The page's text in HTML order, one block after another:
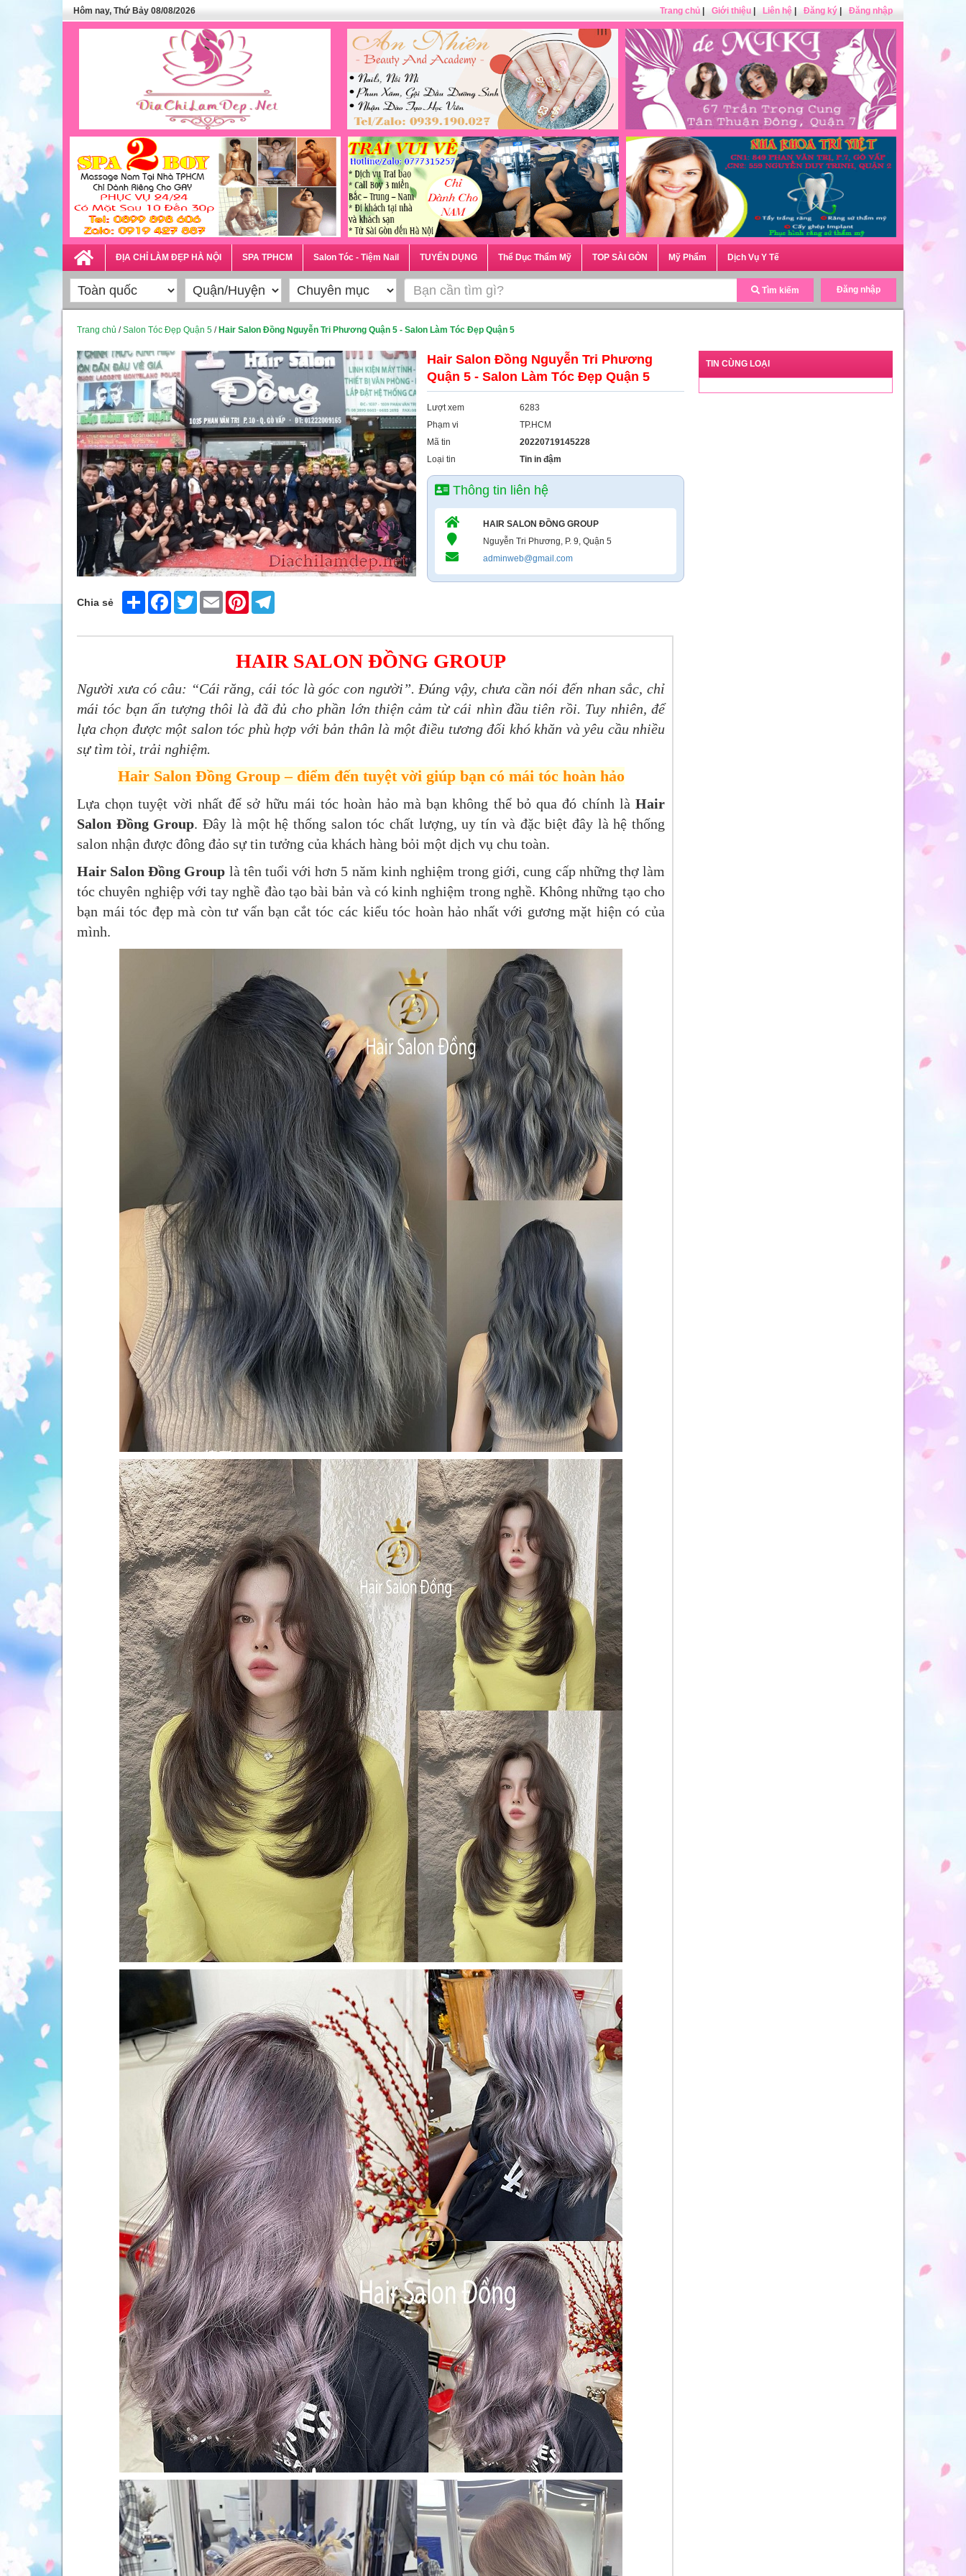
Hôm nay, Thứ Bảy 08/08/2026 Trang chủ Giới thiệu Liên hệ Đăng ký Đăng nhập
ĐỊA CHỈ LÀM ĐẸP HÀ NỘI SPA TPHCM Salon Tóc - Tiệm Nail TUYỂN DỤNG Thể Dục Thẩm Mỹ TOP SÀI GÒN Mỹ Phẩm Dịch Vụ Y Tế
Tìm kiếm Đăng nhập
Trang chủ /Salon Tóc Đẹp Quận 5 / Hair Salon Đồng Nguyễn Tri Phương Quận 5 - Salon Làm Tóc Đẹp Quận 5
Chia sẻ Share FacebookTwitter Email Pinterest
Hair Salon Đồng Nguyễn Tri Phương
Quận 5 - Salon Làm Tóc Đẹp Quận 5
Lượt xem
6283
Phạm vi
TP.HCM
Mã tin
20220719145228
Loại tin
Tin in đậm
Thông tin liên hệ
HAIR SALON ĐỒNG GROUP
Nguyễn Tri Phương, P. 9, Quận 5
adminweb@gmail.com
HAIR SALON ĐỒNG GROUP
Người xưa có câu: “Cái răng, cái tóc là góc con người”. Đúng vậy, chưa cần nói đến nhan sắc, chỉ
mái tóc bạn ấn tượng thôi là đã đủ cho phần lớn thiện cảm từ cái nhìn đầu tiên rồi. Tuy nhiên, để
lựa chọn được một salon tóc phù hợp với bản thân là một điều tương đối khó khăn và yêu cầu nhiều
sự tìm tòi, trải nghiệm.
Hair Salon Đồng Group – điểm đến tuyệt vời giúp bạn có mái tóc hoàn hảo
Lựa chọn tuyệt vời nhất để sở hữu mái tóc hoàn hảo mà bạn không thể bỏ qua đó chính là Hair
Salon Đồng Group. Đây là một hệ thống salon tóc chất lượng, uy tín và đặc biệt đây là hệ thống
salon nhận được đông đảo sự tin tưởng của khách hàng bỏi một dịch vụ chu toàn.
Hair Salon Đồng Group là tên tuổi với hơn 5 năm kinh nghiệm trong giới, cung cấp những thợ làm
tóc chuyên nghiệp với tay nghề đào tạo bài bản và có kinh nghiệm trong nghề. Không những tạo cho
bạn mái tóc đẹp mà còn tư vấn bạn cắt tóc các kiểu tóc hoàn hảo nhất với gương mặt hiện có của
mình.
TIN CÙNG LOẠI